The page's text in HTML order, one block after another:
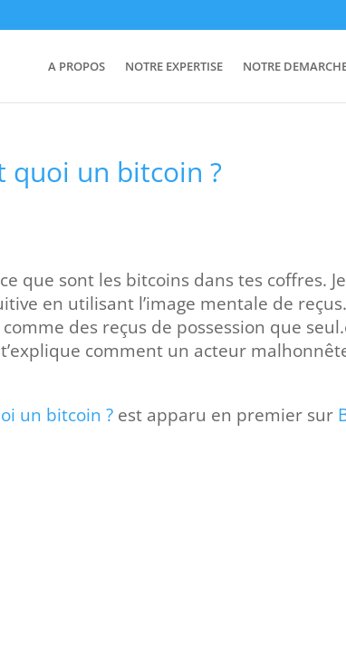
A PROPOS NOTRE EXPERTISE NOTRE
quoi un bitcoin ?
que sont les bitcoins dans tes coffres.
en utilisant l’image mentale de
des reçus de possession que
comment un acteur
un bitcoin ? est apparu en premier sur